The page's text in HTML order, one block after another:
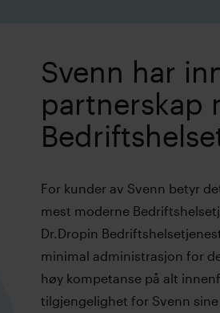
Svenn har
partnerskap
For kunder av Svenn betyr
mest moderne
Dr.Dropin
minimal administrasjon for
høy kompetanse på alt
tilgjengelighet for Svenn